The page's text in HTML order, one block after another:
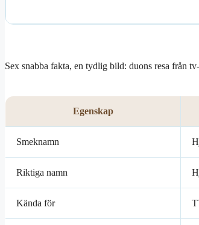
Sex snabba fakta, en tydlig bild: duons resa från
Egenskap
Smeknamn
Riktiga namn
Kända för